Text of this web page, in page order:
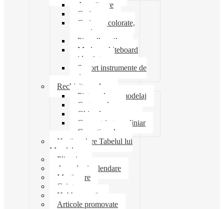
Ascutitoare
Carioca
Creioane colorate,
mecanice
Pix roller stilou
Marker whiteboard
evidentiator
Suport instrumente de
scris
Rechizite scolare
Pictura desen modelaj
Creta scolara
Ghiozdane penare
Geometrie trusa liniar
Coperti scolare
Harti scolare Tabelul lui
Mendeleev
Plicuri
Agende si calendare
Martisoare
Caiete
Hobby creatie
Articole promovate